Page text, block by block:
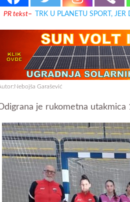
PR tekst– TRK U PLANETU SPORT,
Garašević
je rukometna utakmica